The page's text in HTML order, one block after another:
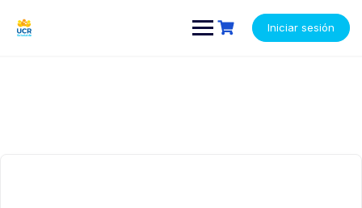
contenido
Iniciar sesión